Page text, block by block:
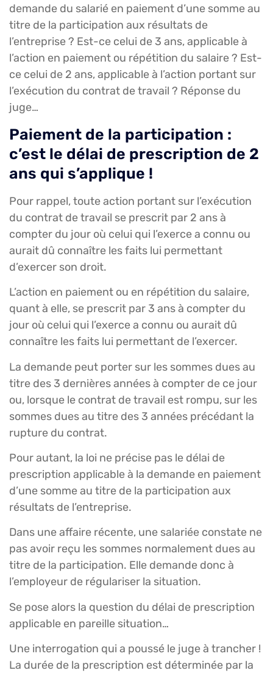
demande du salarié en paiement d’une somme au
titre de la participation aux résultats de
l’entreprise ? Est-ce celui de 3 ans, applicable à
l’action en paiement ou répétition du salaire ? Est-
ce celui de 2 ans, applicable à l’action portant sur
l’exécution du contrat de travail ? Réponse du
juge…
Paiement de la participation :
c’est le délai de prescription de 2
ans qui s’applique !
Pour rappel, toute action portant sur l’exécution
du contrat de travail se prescrit par 2 ans à
compter du jour où celui qui l’exerce a connu ou
aurait dû connaître les faits lui permettant
d’exercer son droit.
L’action en paiement ou en répétition du salaire,
quant à elle, se prescrit par 3 ans à compter du
jour où celui qui l’exerce a connu ou aurait dû
connaître les faits lui permettant de l’exercer.
La demande peut porter sur les sommes dues au
titre des 3 dernières années à compter de ce jour
ou, lorsque le contrat de travail est rompu, sur les
sommes dues au titre des 3 années précédant la
rupture du contrat.
Pour autant, la loi ne précise pas le délai de
prescription applicable à la demande en paiement
d’une somme au titre de la participation aux
résultats de l’entreprise.
Dans une affaire récente, une salariée constate ne
pas avoir reçu les sommes normalement dues au
titre de la participation. Elle demande donc à
l’employeur de régulariser la situation.
Se pose alors la question du délai de prescription
applicable en pareille situation…
Une interrogation qui a poussé le juge à trancher !
La durée de la prescription est déterminée par la